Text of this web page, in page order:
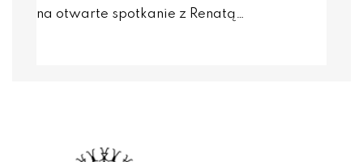
na otwarte spotkanie z Renatą…